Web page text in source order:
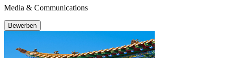
Media & Communications
Bewerben